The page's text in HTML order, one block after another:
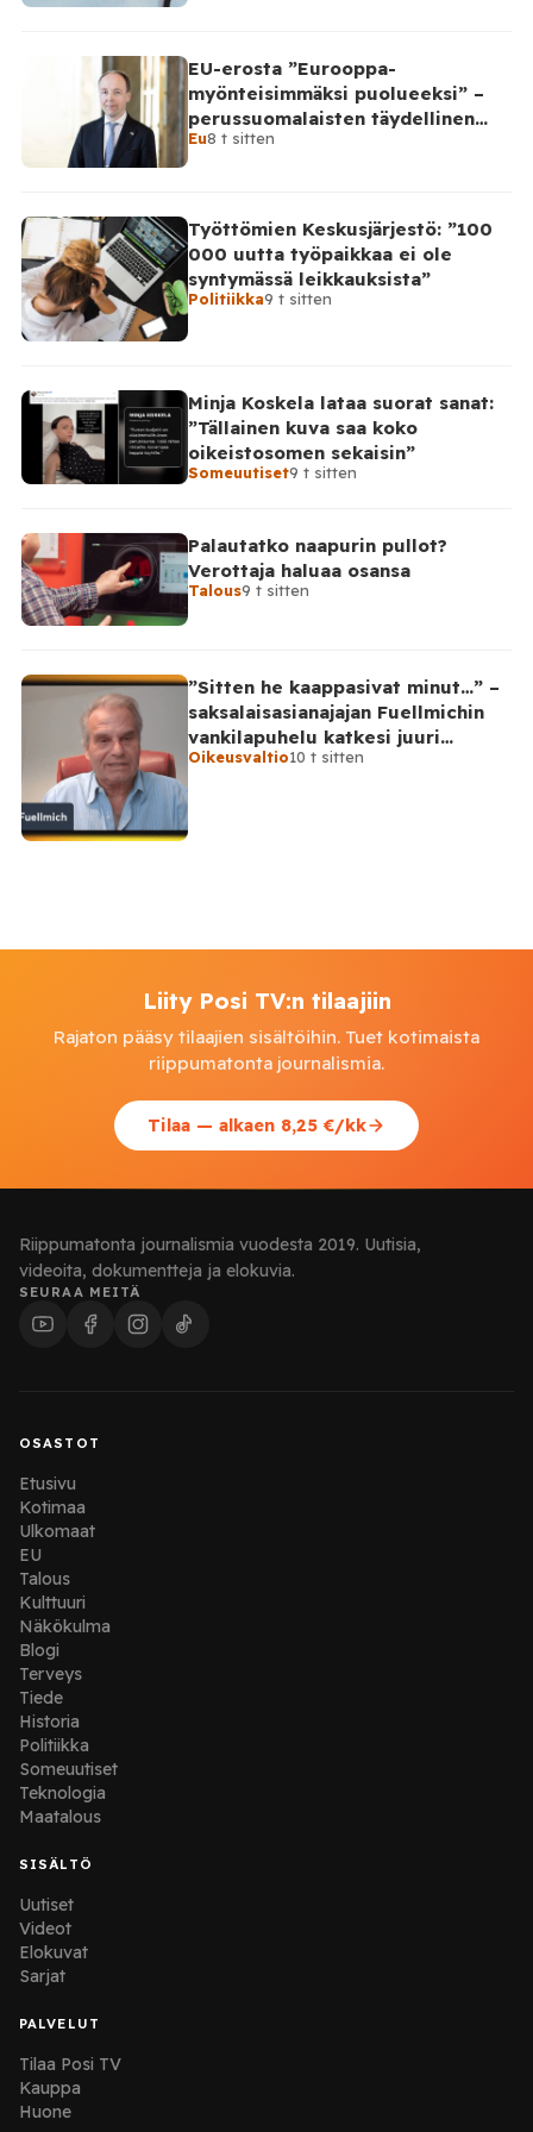
EU-erosta ”Eurooppa-
myönteisimmäksi puolueeksi” –
perussuomalaisten täydellinen
takinkääntö
Eu8 t sitten
Työttömien Keskusjärjestö: ”100
000 uutta työpaikkaa ei ole
syntymässä leikkauksista”
Politiikka9 t sitten
Minja Koskela lataa suorat sanat:
”Tällainen kuva saa koko
oikeistosomen sekaisin”
Someuutiset9 t sitten
Palautatko naapurin pullot?
Verottaja haluaa osansa
Talous9 t sitten
”Sitten he kaappasivat minut…” –
saksalaisasianajajan Fuellmichin
vankilapuhelu katkesi juuri
kriittisellä hetkellä
Oikeusvaltio10 t sitten
Liity Posi TV:n tilaajiin
Rajaton pääsy tilaajien sisältöihin. Tuet kotimaista
riippumatonta journalismia.
Tilaa — alkaen 8,25 €/kk
Riippumatonta journalismia vuodesta 2019. Uutisia,
videoita, dokumentteja ja elokuvia.
SEURAA MEITÄ
OSASTOT
Etusivu
Kotimaa
Ulkomaat
EU
Talous
Kulttuuri
Näkökulma
Blogi
Terveys
Tiede
Historia
Politiikka
Someuutiset
Teknologia
Maatalous
SISÄLTÖ
Uutiset
Videot
Elokuvat
Sarjat
PALVELUT
Tilaa Posi TV
Kauppa
Huone